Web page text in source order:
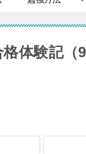
体験記